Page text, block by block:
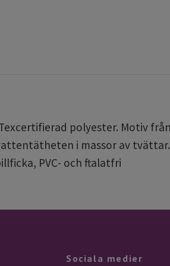
polyester. Motiv
i massor av tvättar.
PVC- och ftalatfri
Sociala medier